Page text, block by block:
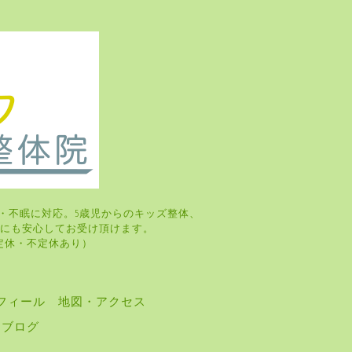
眠に対応。5歳児からのキッズ整体、
んにも安心してお受け頂けます。
・不定休あり）
ィール
地図・アクセス
ブログ